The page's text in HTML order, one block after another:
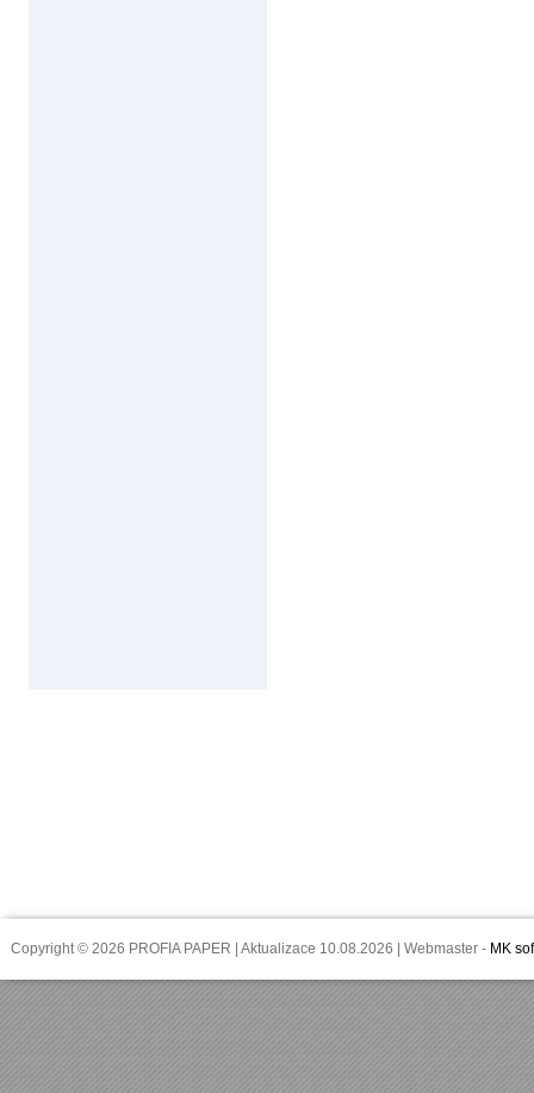
Copyright © 2026 PROFIA PAPER | Aktualizace 10.08.2026 | Webmaster - MK